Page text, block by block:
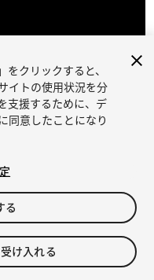
をクリックすると、
イトの使用状況を分
支援するために、デ
同意したことになり
る
け入れる